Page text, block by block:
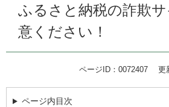
ふるさと納税の詐欺
意ください！
ページID：0072407 更
ページ内目次